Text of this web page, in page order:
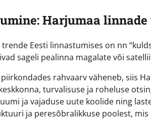
Harjumaa
Eesti linnastumises on nn
sageli pealinna magalate või
rahvaarv väheneb, siis
turvalisuse ja roheluse
ja vajaduse uute koolide ning
ja peresõbralikkuse poolest,